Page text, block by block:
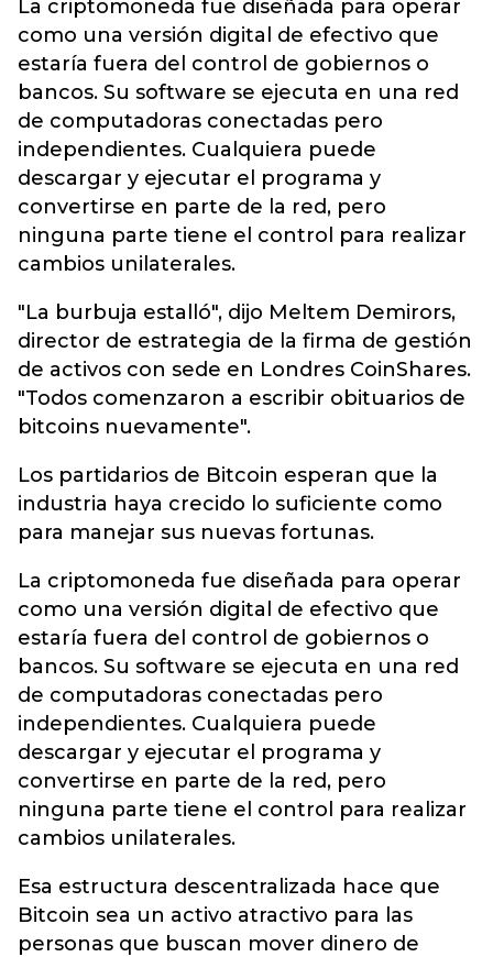
La criptomoneda fue diseñada para operar
como una versión digital de efectivo que
estaría fuera del control de gobiernos o
bancos. Su software se ejecuta en una red
de computadoras conectadas pero
independientes. Cualquiera puede
descargar y ejecutar el programa y
convertirse en parte de la red, pero
ninguna parte tiene el control para realizar
cambios unilaterales.
"La burbuja estalló", dijo Meltem Demirors,
director de estrategia de la firma de gestión
de activos con sede en Londres CoinShares.
"Todos comenzaron a escribir obituarios de
bitcoins nuevamente".
Los partidarios de Bitcoin esperan que la
industria haya crecido lo suficiente como
para manejar sus nuevas fortunas.
La criptomoneda fue diseñada para operar
como una versión digital de efectivo que
estaría fuera del control de gobiernos o
bancos. Su software se ejecuta en una red
de computadoras conectadas pero
independientes. Cualquiera puede
descargar y ejecutar el programa y
convertirse en parte de la red, pero
ninguna parte tiene el control para realizar
cambios unilaterales.
Esa estructura descentralizada hace que
Bitcoin sea un activo atractivo para las
personas que buscan mover dinero de